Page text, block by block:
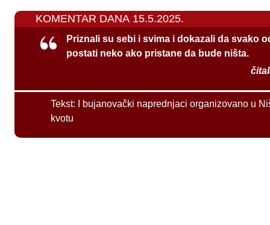
KOMENTAR DANA 15.5.2025.
Priznali su sebi i svima i dokazali da svako
postati neko ako pristane da bude ništa.
Tekst:
I bujanovački naprednjaci organizovano u
kvotu